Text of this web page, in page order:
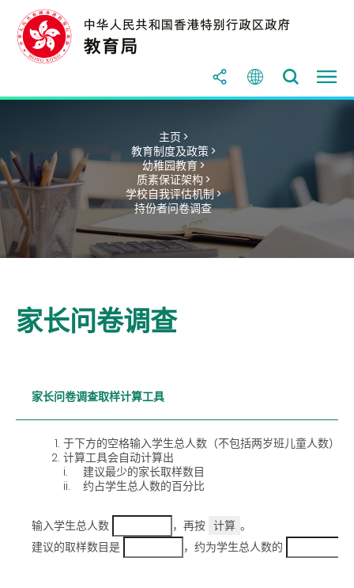
主页 >
教育制度及政策 >
幼稚园教育 >
质素保证架构 >
学校自我评估机制 >
持份者问卷调查
家长问卷调查
家长问卷调查取样计算工具
于下方的空格输入学生总人数（不包括两岁班儿童人数）
计算工具会自动计算出
i.
建议最少的家长取样数目
ii.
约占学生总人数的百分比
输入学生总人数 ，再按
。
建议的取样数目是
，约为学生总人数的